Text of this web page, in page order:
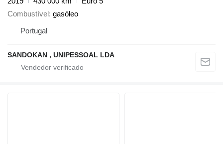
Combustível gasóleo
Portugal
SANDOKAN , UNIPESSOAL LDA